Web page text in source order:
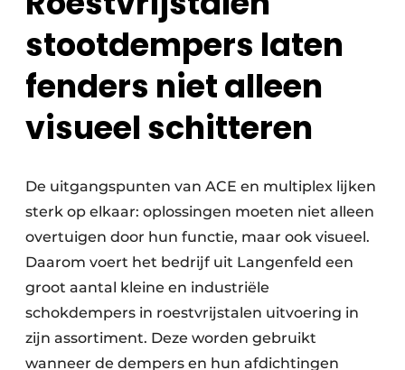
stootdempers laten
fenders niet alleen
visueel schitteren
De uitgangspunten van ACE en multiplex lijken
sterk op elkaar: oplossingen moeten niet alleen
overtuigen door hun functie, maar ook visueel.
Daarom voert het bedrijf uit Langenfeld een
groot aantal kleine en industriële
schokdempers in roestvrijstalen uitvoering in
zijn assortiment. Deze worden gebruikt
wanneer de dempers en hun afdichtingen